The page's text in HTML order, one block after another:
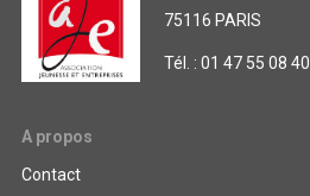
75116 PARIS
Tél. : 01 47 55 08 40
A propos
Contact